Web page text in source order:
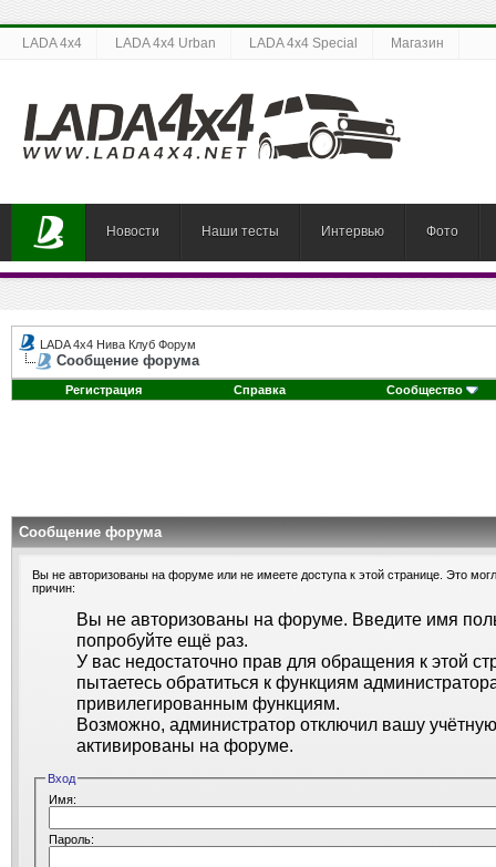
LADA 4x4 LADA 4x4 Urban LADA 4x4 Special Магазин
Новости Наши тесты Интервью Фото
LADA 4x4 Нива Клуб Форум
Сообщение форума
Регистрация Справка Сообщество
Сообщение форума
Вы не авторизованы на форуме или не имеете доступа к этой странице. Это
причин:
Вы не авторизованы на форуме. Введите имя
попробуйте ещё раз.
У вас недостаточно прав для обращения к этой
пытаетесь обратиться к функциям
привилегированным функциям.
Возможно, администратор отключил вашу
активированы на форуме.
Вход
Имя:
Пароль: